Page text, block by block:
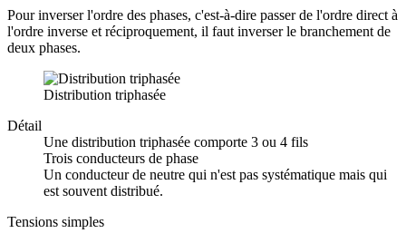
Pour inverser l'ordre des phases, c'est-à-dire passer de l'ordre direct à
l'ordre inverse et réciproquement, il faut inverser le branchement de
deux phases.
Distribution triphasée
Détail
Une distribution triphasée comporte 3 ou 4 fils
Trois conducteurs de phase
Un conducteur de neutre qui n'est pas systématique mais qui
est souvent distribué.
Tensions simples